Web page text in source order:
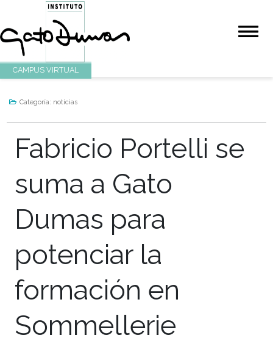
CAMPUS VIRTUAL
Fabricio Portelli se
suma a Gato
Dumas para
potenciar la
formación en